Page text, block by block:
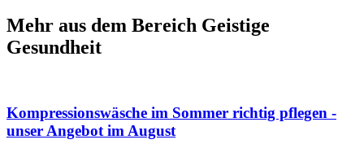
Mehr aus dem Bereich Geistige
Gesundheit
Kompressionswäsche im Sommer richtig pflegen -
unser Angebot im August